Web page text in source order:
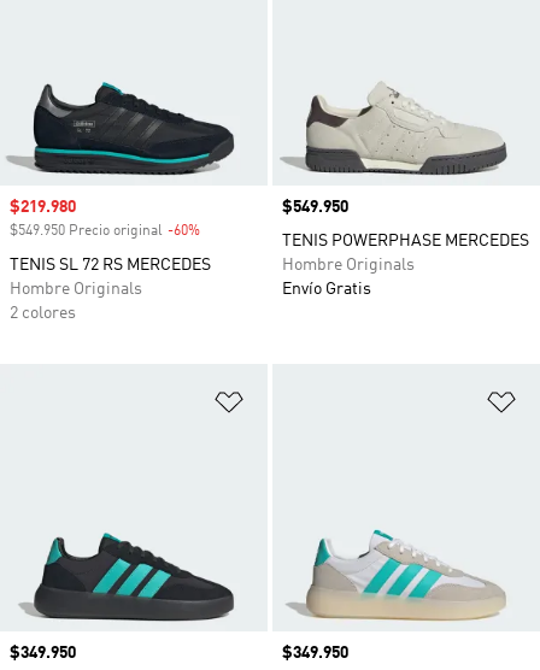
Precio de venta
$219.980
$549.950 Precio original -60%
TENIS SL 72 RS MERCEDES
Hombre Originals
2 colores
Precio
$549.950
TENIS POWERPHASE MERCEDES
Hombre Originals
Envío Gratis
Precio
$349.950 Precio
$349.950